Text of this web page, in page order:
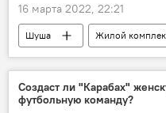
16 марта 2022, 22:21
Шуша
Жилой
строительство
Карабах
Азербайджан
Создаст ли "Карабах"
футбольную команду?